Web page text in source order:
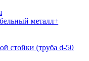
металл+
стойки (труба d-50